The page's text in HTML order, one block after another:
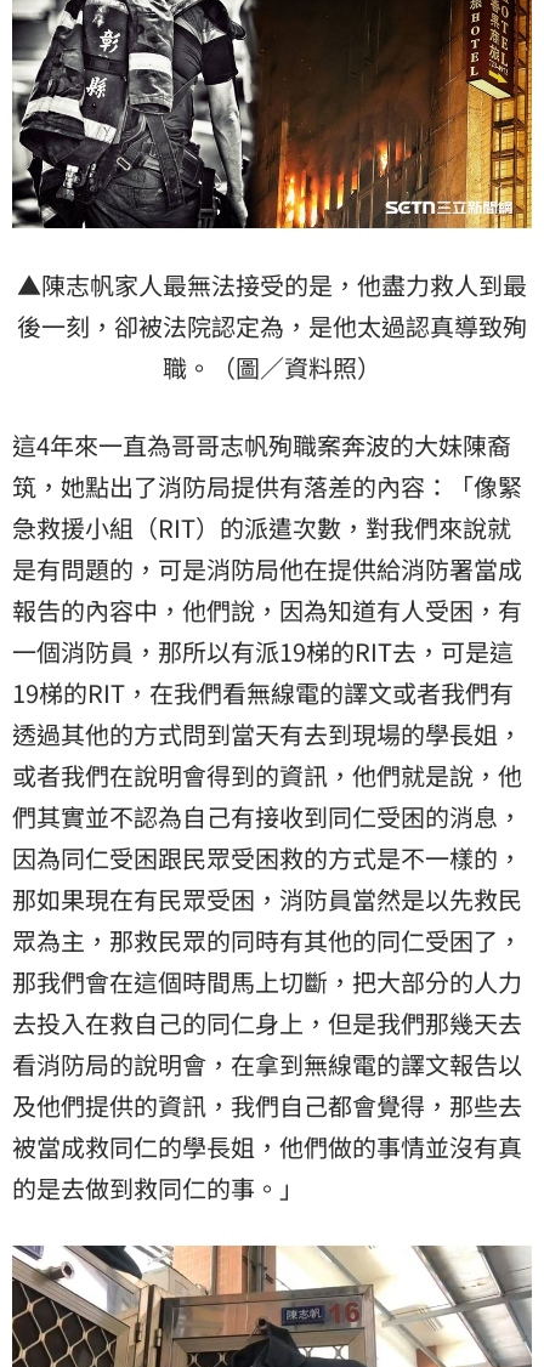
▲陳志帆家人最無法接受的是，他盡力救人到最
後一刻，卻被法院認定為，是他太過認真導致殉
職。（圖／資料照）
這4年來一直為哥哥志帆殉職案奔波的大妹陳裔
筑，她點出了消防局提供有落差的內容：「像緊
急救援小組（RIT）的派遣次數，對我們來說就
是有問題的，可是消防局他在提供給消防署當成
報告的內容中，他們說，因為知道有人受困，有
一個消防員，那所以有派19梯的RIT去，可是這
19梯的RIT，在我們看無線電的譯文或者我們有
透過其他的方式問到當天有去到現場的學長姐，
或者我們在說明會得到的資訊，他們就是說，他
們其實並不認為自己有接收到同仁受困的消息，
因為同仁受困跟民眾受困救的方式是不一樣的，
那如果現在有民眾受困，消防員當然是以先救民
眾為主，那救民眾的同時有其他的同仁受困了，
那我們會在這個時間馬上切斷，把大部分的人力
去投入在救自己的同仁身上，但是我們那幾天去
看消防局的說明會，在拿到無線電的譯文報告以
及他們提供的資訊，我們自己都會覺得，那些去
被當成救同仁的學長姐，他們做的事情並沒有真
的是去做到救同仁的事。」